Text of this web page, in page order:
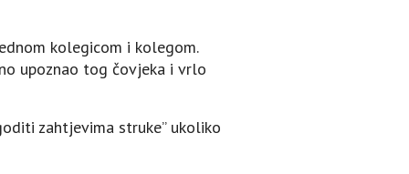
kolegicom i kolegom.
upoznao tog čovjeka i vrlo
zahtjevima struke” ukoliko